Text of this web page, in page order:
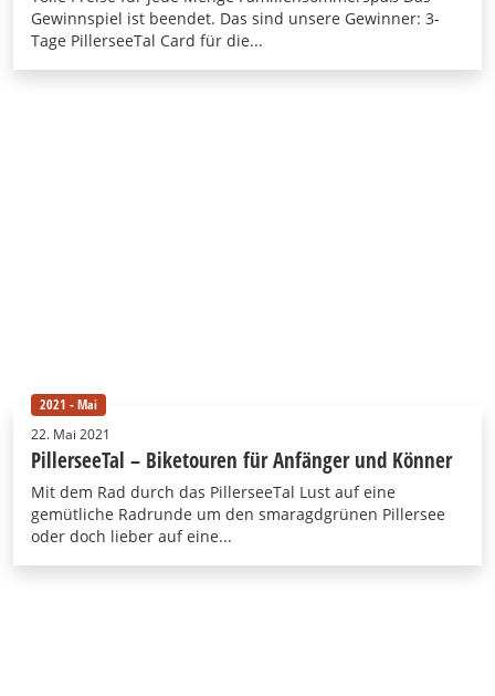
Gewinnspiel ist beendet. Das sind unsere Gewinner: 3-
Tage PillerseeTal Card für die...
2021 - Mai
22. Mai 2021
PillerseeTal – Biketouren für Anfänger und Könner
Mit dem Rad durch das PillerseeTal Lust auf eine
gemütliche Radrunde um den smaragdgrünen Pillersee
oder doch lieber auf eine...